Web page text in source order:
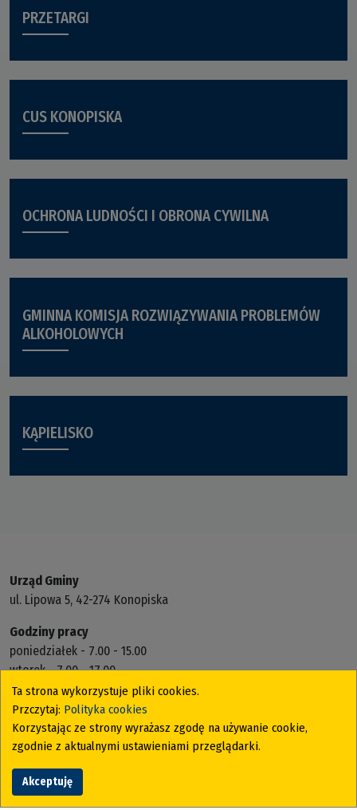
PRZETARGI
CUS KONOPISKA
OCHRONA LUDNOŚCI I OBRONA CYWILNA
GMINNA KOMISJA ROZWIĄZYWANIA PROBLEMÓW
ALKOHOLOWYCH
KĄPIELISKO
Urząd Gminy
ul. Lipowa 5, 42-274 Konopiska
Godziny pracy
poniedziałek - 7.00 - 15.00
wtorek - 7.00 - 17.00
środa - 7.00 - 15.00
czwartek - 7.00 - 15.00
piątek - 7.00 - 13.00
Klauzula informacyjna
Deklaracja dostępności
Ta strona wykorzystuje pliki cookies.
Przczytaj: Polityka cookies
Korzystając ze strony wyrażasz zgodę na używanie cookie,
zgodnie z aktualnymi ustawieniami przeglądarki.
Akceptuję